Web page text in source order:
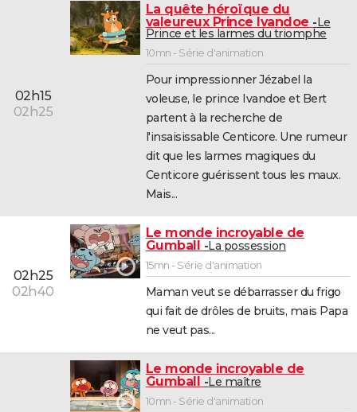
02h15
02h25
La quête héroïque du
valeureux Prince Ivandoe
Le
Prince et les larmes du triomphe
10mn - Série d'animation
Pour impressionner Jézabel la
voleuse, le prince Ivandoe et Bert
partent à la recherche de
l'insaisissable Centicore. Une rumeur
dit que les larmes magiques du
Centicore guérissent tous les maux.
Mais...
02h25
02h40
Le monde incroyable de
Gumball
La possession
15mn - Série d'animation
Maman veut se débarrasser du frigo
qui fait de drôles de bruits, mais Papa
ne veut pas...
Le monde incroyable de
Gumball
Le maître
10mn - Série d'animation